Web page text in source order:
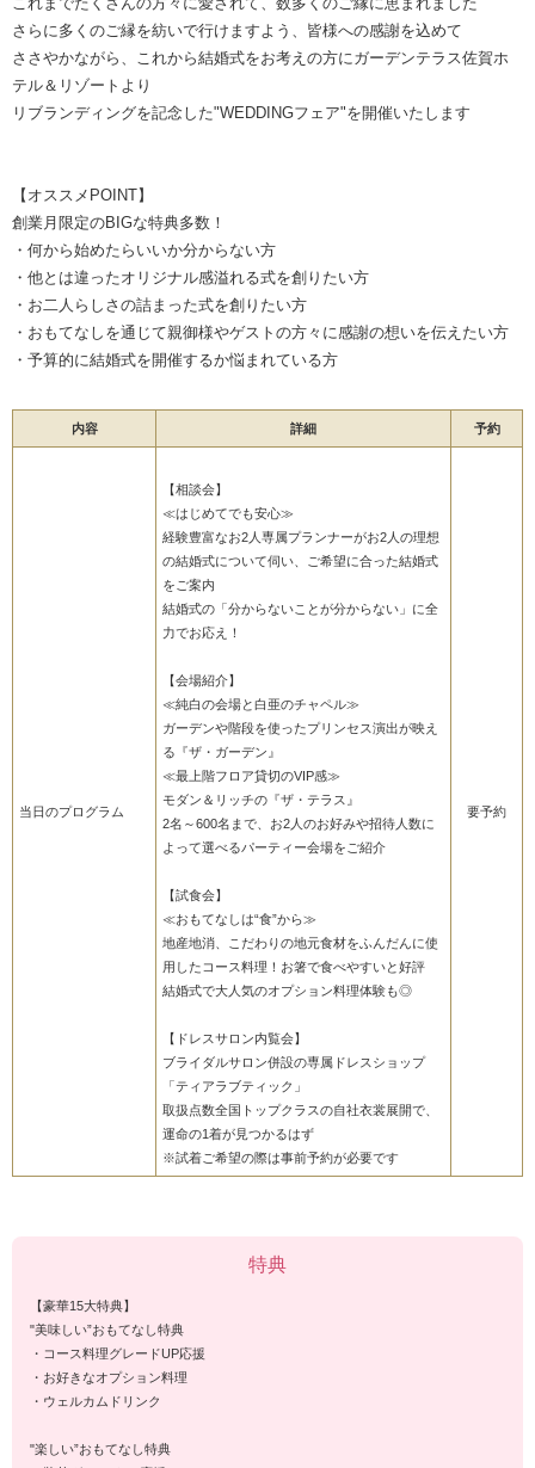
さらに多くのご縁を紡いで行けますよう、皆様への感謝を込めて
ささやかながら、これから結婚式をお考えの方にガーデンテラス佐賀ホ
テル＆リゾートより
リブランディングを記念した"WEDDINGフェア"を開催いたします
【オススメPOINT】
創業月限定のBIGな特典多数！
・何から始めたらいいか分からない方
・他とは違ったオリジナル感溢れる式を創りたい方
・お二人らしさの詰まった式を創りたい方
・おもてなしを通じて親御様やゲストの方々に感謝の想いを伝えたい方
・予算的に結婚式を開催するか悩まれている方
内容 詳細 予約
当日のプログラム
【相談会】
≪はじめてでも安心≫
経験豊富なお2人専属プランナーがお2人の理想
の結婚式について伺い、ご希望に合った結婚式
をご案内
結婚式の「分からないことが分からない」に全
力でお応え！
【会場紹介】
≪純白の会場と白亜のチャペル≫
ガーデンや階段を使ったプリンセス演出が映え
る『ザ・ガーデン』
≪最上階フロア貸切のVIP感≫
モダン＆リッチの『ザ・テラス』
2名～600名まで、お2人のお好みや招待人数に
よって選べるパーティー会場をご紹介
【試食会】
≪おもてなしは“食”から≫
地産地消、こだわりの地元食材をふんだんに使
用したコース料理！お箸で食べやすいと好評
結婚式で大人気のオプション料理体験も◎
【ドレスサロン内覧会】
ブライダルサロン併設の専属ドレスショップ
「ティアラブティック」
取扱点数全国トップクラスの自社衣裳展開で、
運命の1着が見つかるはず
※試着ご希望の際は事前予約が必要です
要予約
特典
【豪華15大特典】
"美味しい”おもてなし特典
・コース料理グレードUP応援
・お好きなオプション料理
・ウェルカムドリンク
"楽しい”おもてなし特典